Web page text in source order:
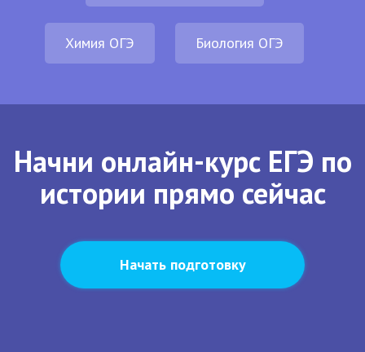
Химия ОГЭ Биология ОГЭ
Начни онлайн-курс ЕГЭ по
истории прямо сейчас
Начать подготовку